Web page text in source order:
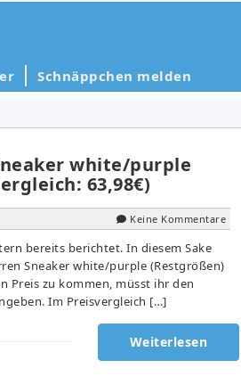
Schnäppchen melden
white/purple
63,98€)
Keine Kommentare
bereits berichtet. In diesem Sake
Sneaker white/purple (Restgrößen)
Preis zu kommen, müsst ihr den
Im Preisvergleich […]
Weiterlesen